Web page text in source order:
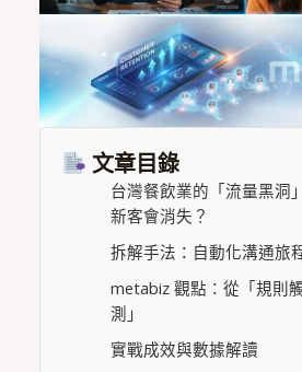
文章目錄
台灣餐飲業的「流量黑洞
新客會消失？
拆解手法：自動化溝通旅
metabiz 觀點：從「規則
測」
實戰成效與數據解讀